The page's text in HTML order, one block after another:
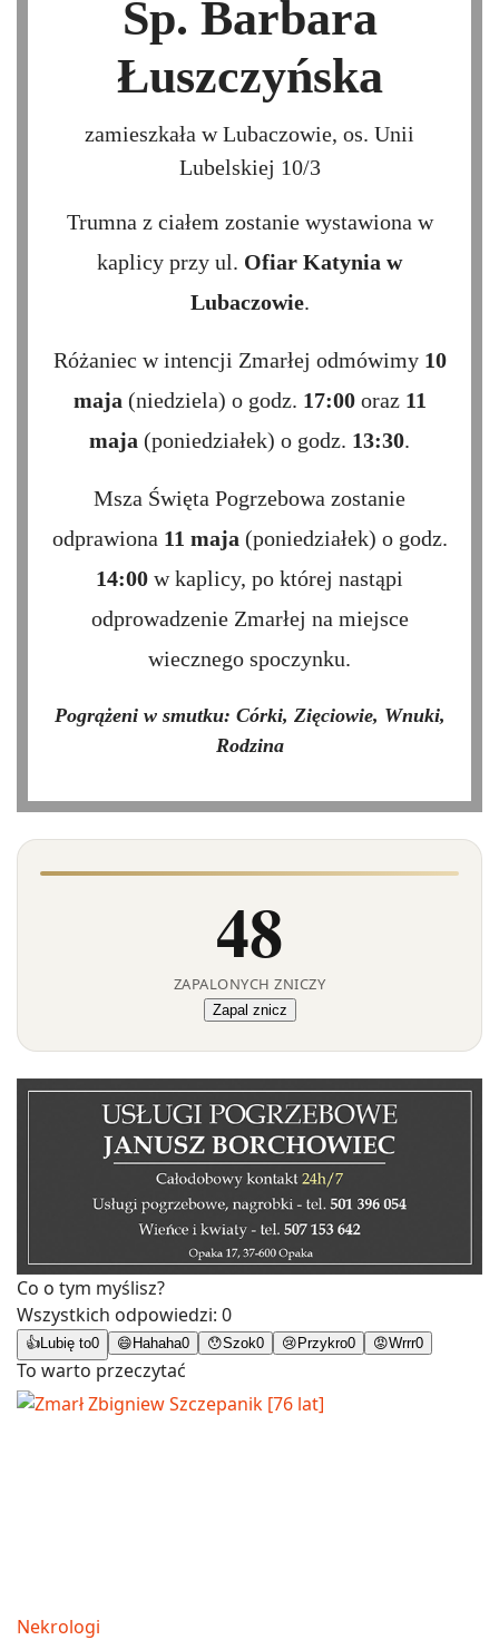
Śp. Barbara
Łuszczyńska
zamieszkała w Lubaczowie, os. Unii
Lubelskiej 10/3
Trumna z ciałem zostanie wystawiona w
kaplicy przy ul. Ofiar Katynia w
Lubaczowie.
Różaniec w intencji Zmarłej odmówimy 10
maja (niedziela) o godz. 17:00oraz 11
maja (poniedziałek) o godz. 13:30.
Msza Święta Pogrzebowa zostanie
odprawiona 11 maja (poniedziałek) o godz.
14:00 w kaplicy, po której nastąpi
odprowadzenie Zmarłej na miejsce
wiecznego spoczynku.
Pogrążeni w smutku: Córki, Zięciowie, Wnuki,
Rodzina
48
ZAPALONYCH ZNICZY
Zapal znicz
Co o tym myślisz?
Wszystkich odpowiedzi: 0
👍Lubię to0 😄 Hahaha0 😯Szok0 😢 Przykro0 😡Wrrr0
To warto przeczytać
Nekrologi